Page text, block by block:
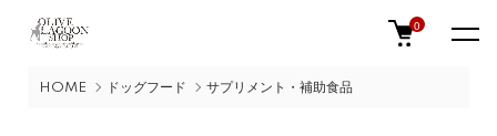
0
HOME ドッグフード サプリメント・補助食品